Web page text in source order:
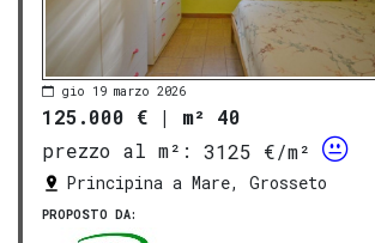
gio 19 marzo 2026
125.000 € | m² 40
prezzo al m²:
3125 €/m²
Principina a Mare, Grosseto
PROPOSTO DA: